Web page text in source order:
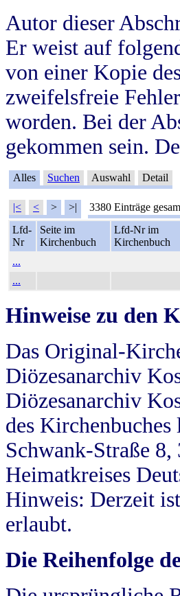
Autor dieser
Er weist auf
von einer Kopie
zweifelsfreie
worden. Bei der
gekommen sein.
Alles Suchen Auswahl Detail
|< < > >| 3380 Einträge
Lfd-
Nr
Seite im
Kirchenbuch
Lfd-Nr im
Kirchenbuch
...
...
Hinweise zu den
Das Original-
Diözesanarchiv
Diözesanarchiv
des
Schwank-Straße
Heimatkreises
Hinweis: Derzeit
erlaubt.
Die Reihenfolge